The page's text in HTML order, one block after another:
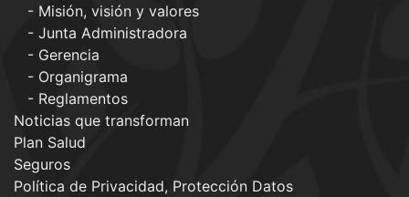
Misión, visión y valores
Junta Administradora
Gerencia
Organigrama
Reglamentos
Noticias que transforman
Plan Salud
Seguros
Política de Privacidad, Protección Datos